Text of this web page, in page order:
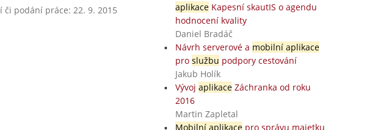
podání práce: 22. 9. 2015
aplikaceKapesní skautIS o agendu
hodnocení kvality
Daniel Bradáč
Návrh serverové a mobilní aplikace
pro službu podpory cestování
Jakub Holík
Vývoj aplikaceZáchranka od roku
2016
Martin Zapletal
Mobilní aplikacepro správu majetku